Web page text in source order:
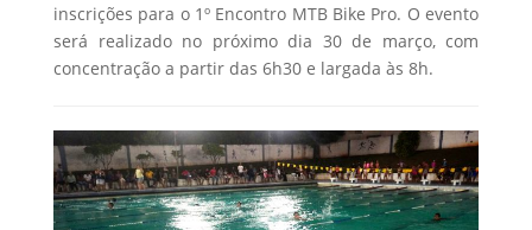
inscrições para o 1º Encontro MTB Bike Pro. O evento
será realizado no próximo dia 30 de março, com
concentração a partir das 6h30 e largada às 8h.